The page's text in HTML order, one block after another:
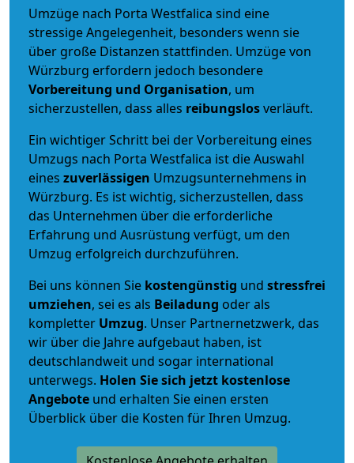
Umzüge nach Porta Westfalica sind eine
stressige Angelegenheit, besonders wenn sie
über große Distanzen stattfinden. Umzüge von
Würzburg erfordern jedoch besondere
Vorbereitung und Organisation, um
sicherzustellen, dass alles reibungslosverläuft.
Ein wichtiger Schritt bei der Vorbereitung eines
Umzugs nach Porta Westfalica ist die Auswahl
eines zuverlässigen Umzugsunternehmens in
Würzburg. Es ist wichtig, sicherzustellen, dass
das Unternehmen über die erforderliche
Erfahrung und Ausrüstung verfügt, um den
Umzug erfolgreich durchzuführen.
Bei uns können Sie kostengünstig und stressfrei
umziehen, sei es als Beiladung oder als
kompletter Umzug. Unser Partnernetzwerk, das
wir über die Jahre aufgebaut haben, ist
deutschlandweit und sogar international
unterwegs. Holen Sie sich jetzt kostenlose
Angebote und erhalten Sie einen ersten
Überblick über die Kosten für Ihren Umzug.